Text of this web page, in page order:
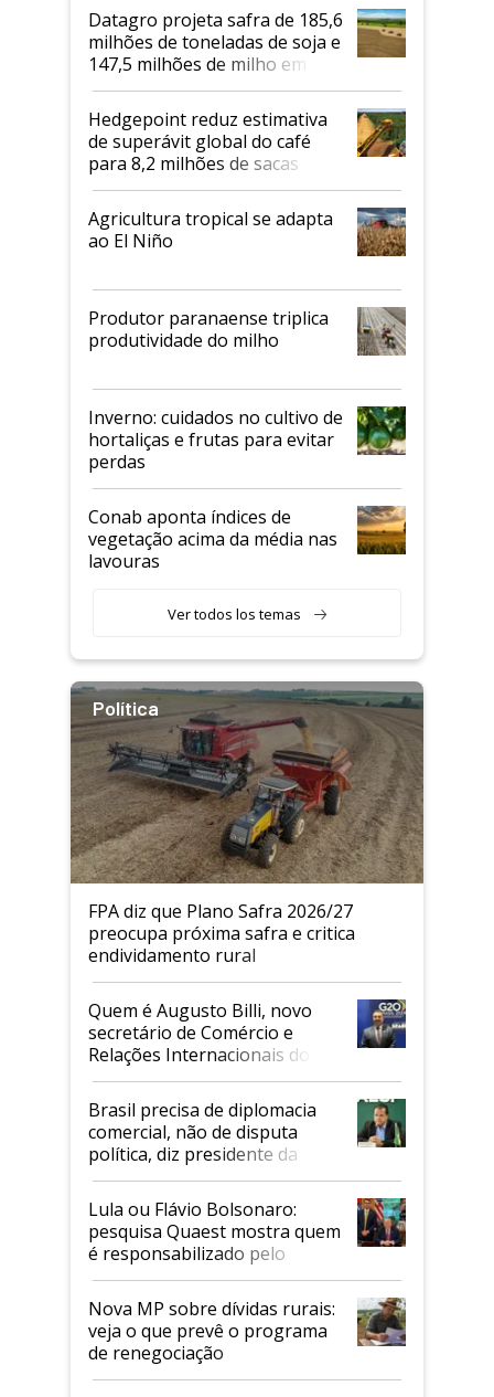
Datagro projeta safra de 185,6
milhões de toneladas de soja e
147,5 milhões de milho em
2026/27
Hedgepoint reduz estimativa
de superávit global do café
para 8,2 milhões de sacas
Agricultura tropical se adapta
ao El Niño
Produtor paranaense triplica
produtividade do milho
Inverno: cuidados no cultivo de
hortaliças e frutas para evitar
perdas
Conab aponta índices de
vegetação acima da média nas
lavouras
Ver todos los temas
Política
FPA diz que Plano Safra 2026/27
preocupa próxima safra e critica
endividamento rural
Quem é Augusto Billi, novo
secretário de Comércio e
Relações Internacionais do
Mapa
Brasil precisa de diplomacia
comercial, não de disputa
política, diz presidente da
Faesp
Lula ou Flávio Bolsonaro:
pesquisa Quaest mostra quem
é responsabilizado pelo
tarifaço dos EUA
Nova MP sobre dívidas rurais:
veja o que prevê o programa
de renegociação